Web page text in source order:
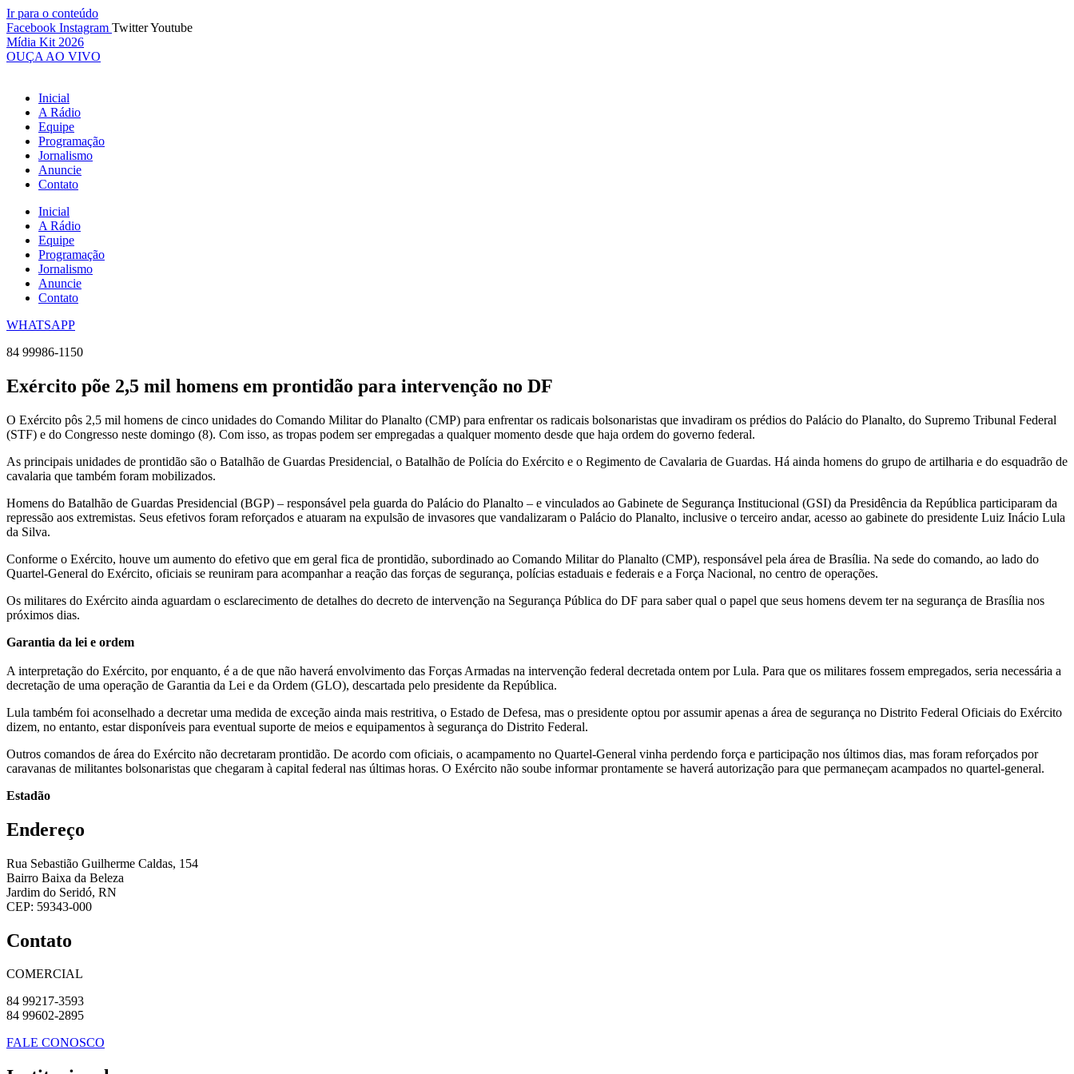
Ir para o conteúdo
Facebook Instagram TwitterYoutube
Mídia Kit 2026
OUÇA AO VIVO
Inicial
A Rádio
Equipe
Programação
Jornalismo
Anuncie
Contato
Inicial
A Rádio
Equipe
Programação
Jornalismo
Anuncie
Contato
WHATSAPP
84 99986-1150
Exército põe 2,5 mil homens em prontidão para intervenção no DF
O Exército pôs 2,5 mil homens de cinco unidades do Comando Militar do Planalto (CMP) para enfrentar os radicais bolsonaristas que invadiram os prédios do Palácio do Planalto, do Supremo Tribunal Federal
(STF) e do Congresso neste domingo (8). Com isso, as tropas podem ser empregadas a qualquer momento desde que haja ordem do governo federal.
As principais unidades de prontidão são o Batalhão de Guardas Presidencial, o Batalhão de Polícia do Exército e o Regimento de Cavalaria de Guardas. Há ainda homens do grupo de artilharia e do esquadrão de
cavalaria que também foram mobilizados.
Homens do Batalhão de Guardas Presidencial (BGP) – responsável pela guarda do Palácio do Planalto – e vinculados ao Gabinete de Segurança Institucional (GSI) da Presidência da República participaram da
repressão aos extremistas. Seus efetivos foram reforçados e atuaram na expulsão de invasores que vandalizaram o Palácio do Planalto, inclusive o terceiro andar, acesso ao gabinete do presidente Luiz Inácio Lula
da Silva.
Conforme o Exército, houve um aumento do efetivo que em geral fica de prontidão, subordinado ao Comando Militar do Planalto (CMP), responsável pela área de Brasília. Na sede do comando, ao lado do
Quartel-General do Exército, oficiais se reuniram para acompanhar a reação das forças de segurança, polícias estaduais e federais e a Força Nacional, no centro de operações.
Os militares do Exército ainda aguardam o esclarecimento de detalhes do decreto de intervenção na Segurança Pública do DF para saber qual o papel que seus homens devem ter na segurança de Brasília nos
próximos dias.
Garantia da lei e ordem
A interpretação do Exército, por enquanto, é a de que não haverá envolvimento das Forças Armadas na intervenção federal decretada ontem por Lula. Para que os militares fossem empregados, seria necessária a
decretação de uma operação de Garantia da Lei e da Ordem (GLO), descartada pelo presidente da República.
Lula também foi aconselhado a decretar uma medida de exceção ainda mais restritiva, o Estado de Defesa, mas o presidente optou por assumir apenas a área de segurança no Distrito Federal Oficiais do Exército
dizem, no entanto, estar disponíveis para eventual suporte de meios e equipamentos à segurança do Distrito Federal.
Outros comandos de área do Exército não decretaram prontidão. De acordo com oficiais, o acampamento no Quartel-General vinha perdendo força e participação nos últimos dias, mas foram reforçados por
caravanas de militantes bolsonaristas que chegaram à capital federal nas últimas horas. O Exército não soube informar prontamente se haverá autorização para que permaneçam acampados no quartel-general.
Estadão
Endereço
Rua Sebastião Guilherme Caldas, 154
Bairro Baixa da Beleza
Jardim do Seridó, RN
CEP: 59343-000
Contato
COMERCIAL
84 99217-3593
84 99602-2895
FALE CONOSCO